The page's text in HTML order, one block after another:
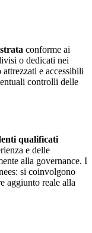
conforme ai
o dedicati nei
e accessibili
controlli delle
qualificati
e delle
alla governance. I
si coinvolgono
aggiunto reale alla